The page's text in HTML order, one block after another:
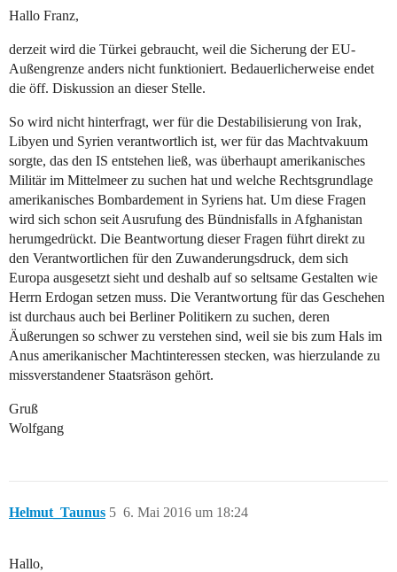
Hallo Franz,
derzeit wird die Türkei gebraucht, weil die Sicherung der EU-
Außengrenze anders nicht funktioniert. Bedauerlicherweise endet
die öff. Diskussion an dieser Stelle.
So wird nicht hinterfragt, wer für die Destabilisierung von Irak,
Libyen und Syrien verantwortlich ist, wer für das Machtvakuum
sorgte, das den IS entstehen ließ, was überhaupt amerikanisches
Militär im Mittelmeer zu suchen hat und welche Rechtsgrundlage
amerikanisches Bombardement in Syriens hat. Um diese Fragen
wird sich schon seit Ausrufung des Bündnisfalls in Afghanistan
herumgedrückt. Die Beantwortung dieser Fragen führt direkt zu
den Verantwortlichen für den Zuwanderungsdruck, dem sich
Europa ausgesetzt sieht und deshalb auf so seltsame Gestalten wie
Herrn Erdogan setzen muss. Die Verantwortung für das Geschehen
ist durchaus auch bei Berliner Politikern zu suchen, deren
Äußerungen so schwer zu verstehen sind, weil sie bis zum Hals im
Anus amerikanischer Machtinteressen stecken, was hierzulande zu
missverstandener Staatsräson gehört.
Gruß
Wolfgang
Helmut_Taunus 6. Mai 2016 um 18:24
5
Hallo,